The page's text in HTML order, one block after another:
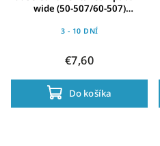
wide (50-507/60-507)
3 - 10 DNÍ
€7,60
Do košíka